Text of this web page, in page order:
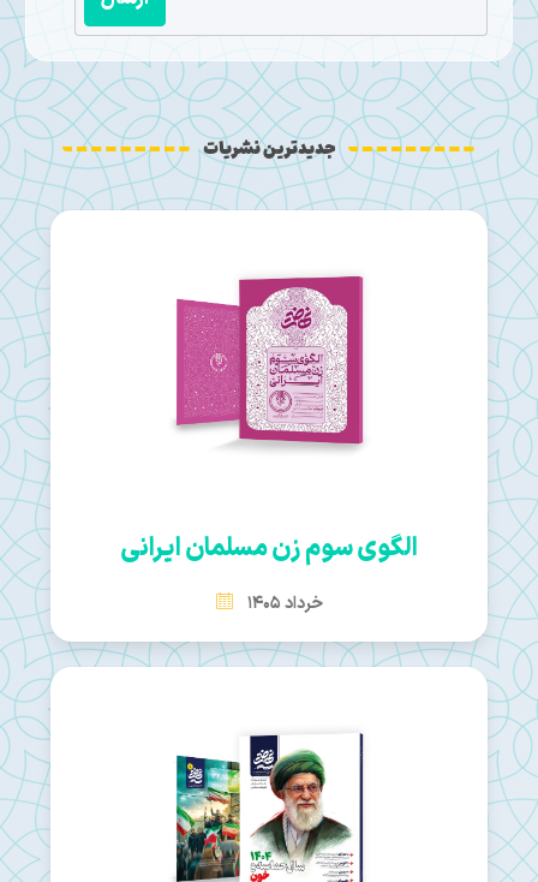
جدیدترین نشریات
الگوی سوم زن مسلمان ایرانی
خرداد 1405